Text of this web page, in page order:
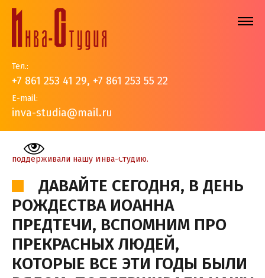
Тел.:
+7 861 253 41 29, +7 861 253 55 22
E-mail:
inva-studia@mail.ru
На главную > События > Новости > Давайте сегодня, в
прекрасных людей, которые все эти годы были рядом,
поддерживали нашу Инва-Студию.
ДАВАЙТЕ СЕГОДНЯ, В ДЕНЬ
РОЖДЕСТВА ИОАННА
ПРЕДТЕЧИ, ВСПОМНИМ ПРО
ПРЕКРАСНЫХ ЛЮДЕЙ,
КОТОРЫЕ ВСЕ ЭТИ ГОДЫ БЫЛИ